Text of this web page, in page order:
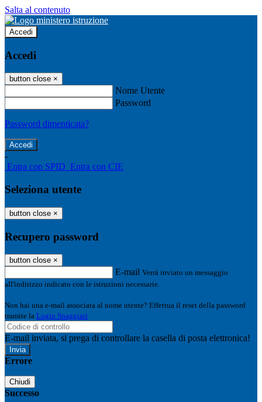
Salta al contenuto
Accedi
Accedi
button close ×
Nome Utente
Password
Password dimenticata?
-
Entra con SPID Entra con CIE
Seleziona utente
button close ×
Recupero password
button close ×
E-mail Verrà inviato un messaggio
all'indirizzo indicato con le istruzioni necessarie.
Non hai una e-mail associata al nome utente? Effettua il reset della password
tramite la Login Spaggiari
E-mail inviata, si prega di controllare la casella di posta elettronica!
Errore
Chiudi
Successo